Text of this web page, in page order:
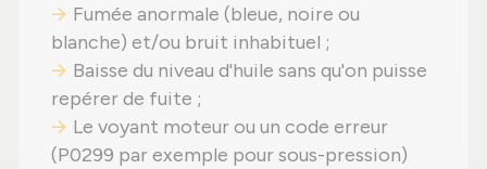
Fumée anormale (bleue, noire ou
blanche) et/ou bruit inhabituel ;
Baisse du niveau d'huile sans qu'on puisse
repérer de fuite ;
Le voyant moteur ou un code erreur
(P0299 par exemple pour sous-pression)